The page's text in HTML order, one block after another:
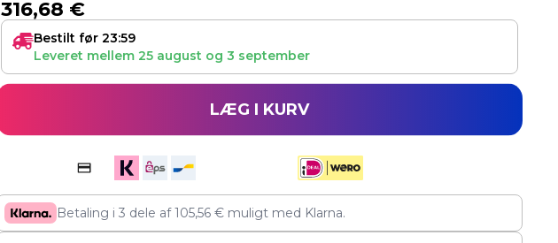
316,68 €
Bestilt før 23:59
Leveret mellem 25 august og 3 september
LÆG I KURV
Betaling i 3 dele af105,56€ muligt med Klarna.